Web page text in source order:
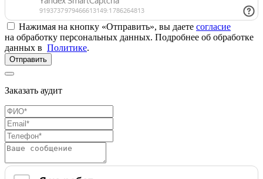
Нажимая на кнопку «Отправить», вы даете согласие
на обработку персональных данных. Подробнее об обработке
данных в Политике.
Отправить
Заказать аудит